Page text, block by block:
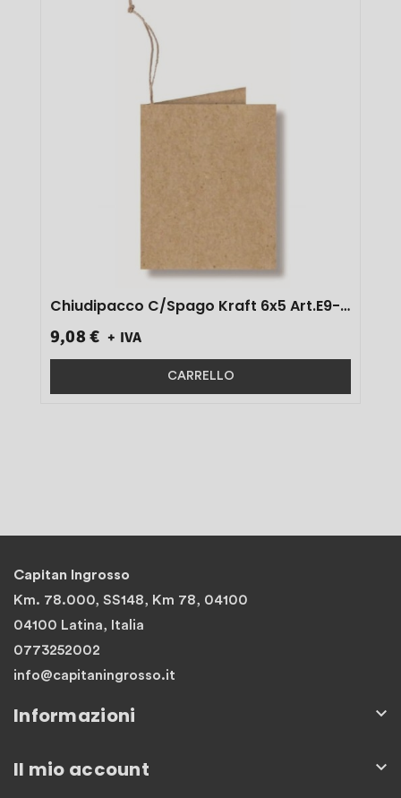
Chiudipacco C/spago Kraft 6x5 Art.e9-
9,08 € + IVA
CARRELLO
Capitan Ingrosso
Km. 78.000, SS148, Km 78, 04100
04100 Latina, Italia
0773252002
info@capitaningrosso.it
Informazioni 
Il mio account 